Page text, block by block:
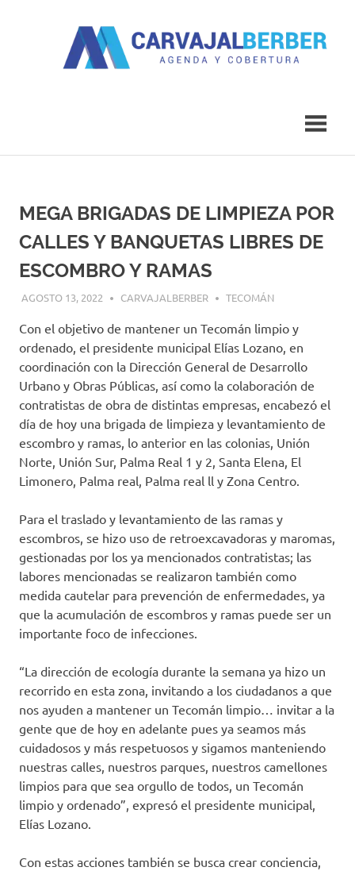
MEGA BRIGADAS DE LIMPIEZA POR
CALLES Y BANQUETAS LIBRES DE
ESCOMBRO Y RAMAS
AGOSTO 13, 2022 CARVAJALBERBER TECOMÁN
Con el objetivo de mantener un Tecomán limpio y
ordenado, el presidente municipal Elías Lozano, en
coordinación con la Dirección General de Desarrollo
Urbano y Obras Públicas, así como la colaboración de
contratistas de obra de distintas empresas, encabezó el
día de hoy una brigada de limpieza y levantamiento de
escombro y ramas, lo anterior en las colonias, Unión
Norte, Unión Sur, Palma Real 1 y 2, Santa Elena, El
Limonero, Palma real, Palma real ll y Zona Centro.
Para el traslado y levantamiento de las ramas y
escombros, se hizo uso de retroexcavadoras y maromas,
gestionadas por los ya mencionados contratistas; las
labores mencionadas se realizaron también como
medida cautelar para prevención de enfermedades, ya
que la acumulación de escombros y ramas puede ser un
importante foco de infecciones.
“La dirección de ecología durante la semana ya hizo un
recorrido en esta zona, invitando a los ciudadanos a que
nos ayuden a mantener un Tecomán limpio… invitar a la
gente que de hoy en adelante pues ya seamos más
cuidadosos y más respetuosos y sigamos manteniendo
nuestras calles, nuestros parques, nuestros camellones
limpios para que sea orgullo de todos, un Tecomán
limpio y ordenado”, expresó el presidente municipal,
Elías Lozano.
Con estas acciones también se busca crear conciencia,